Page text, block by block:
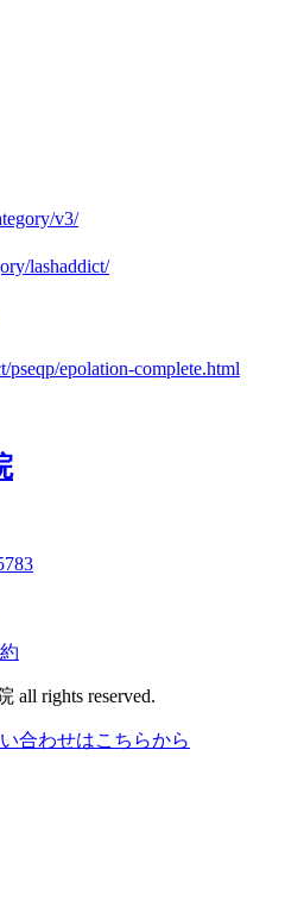
v3/
lashaddict/
epolation-complete.html
all rights reserved.